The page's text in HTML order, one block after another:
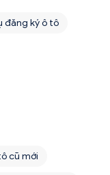
đăng ký ô tô
cũ mới